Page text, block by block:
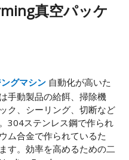
真空パッケ
グマシン 自動化が高いた
手動製品の給餌、掃除機
ク、シーリング、切断など
304ステンレス鋼で作られ
ム合金で作られているた
す。効率を高めるための二